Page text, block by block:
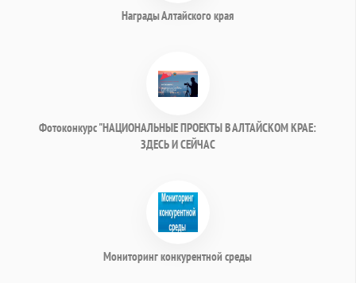
Награды Алтайского края
Фотоконкурс "НАЦИОНАЛЬНЫЕ ПРОЕКТЫ В АЛТАЙСКОМ КРАЕ:
ЗДЕСЬ И СЕЙЧАС
Мониторинг конкурентной среды